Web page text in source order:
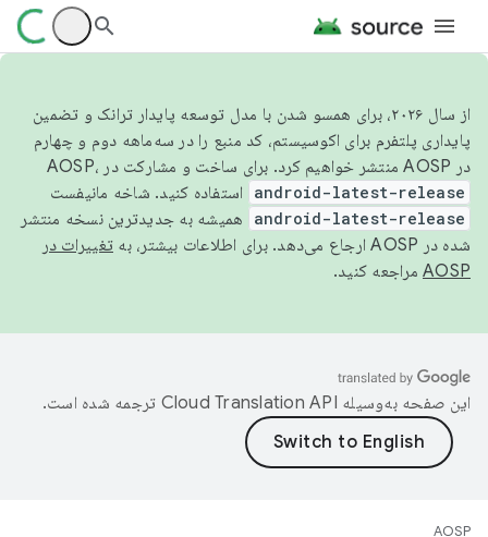
از سال ۲۰۲۶، برای همسو شدن با مدل توسعه پایدار ترانک و تضمین
پایداری پلتفرم برای اکوسیستم، کد منبع را در سه‌ماهه دوم و چهارم
در AOSP منتشر خواهیم کرد. برای ساخت و مشارکت در AOSP،
android-latest-release استفاده کنید. شاخه مانیفست
android-latest-release
همیشه به جدیدترین نسخه منتشر
شده در AOSP ارجاع می‌دهد. برای اطلاعات بیشتر، به
تغییرات در
AOSP مراجعه کنید.
این صفحه به‌وسیله ترجمه شده است.
AOSP